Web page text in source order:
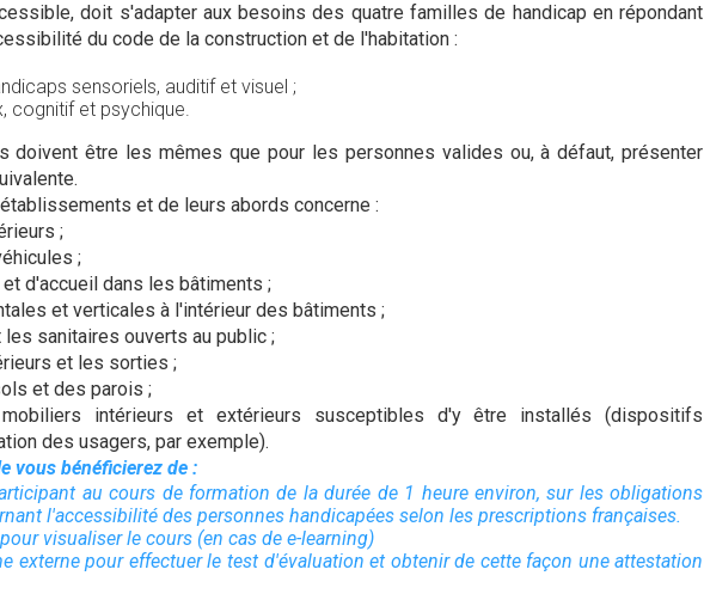
doit s'adapter aux besoins des quatre familles de handicap en répondant
du code de la construction et de l'habitation :
sensoriels, auditif et visuel ;
cognitif et psychique.
doivent être les mêmes que pour les personnes valides ou, à défaut, présenter
et de leurs abords concerne :
;
;
d'accueil dans les bâtiments ;
et verticales à l'intérieur des bâtiments ;
sanitaires ouverts au public ;
et les sorties ;
et des parois ;
intérieurs et extérieurs susceptibles d'y être installés (dispositifs
des usagers, par exemple).
vous bénéficierez de :
au cours de formation de la durée de 1 heure environ, sur les obligations
l'accessibilité des personnes handicapées selon les prescriptions françaises.
visualiser le cours (en cas de e-learning)
externe pour effectuer le test d'évaluation et obtenir de cette façon une attestation